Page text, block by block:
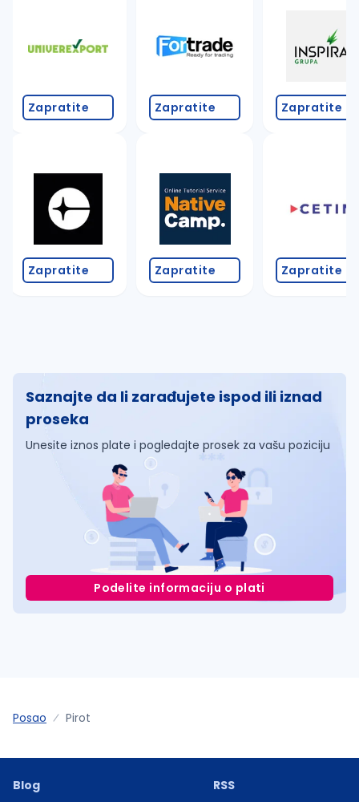
Zapratite
Zapratite
Zapratite
Zapratite
Zapratite
Zapratite
Saznajte da li zarađujete ispod ili iznad
proseka
Unesite iznos plate i pogledajte prosek za vašu poziciju
Podelite informaciju o plati
Posao Pirot
Blog
RSS